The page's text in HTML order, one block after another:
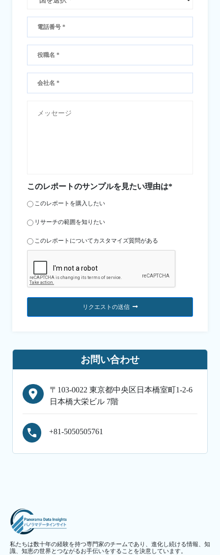
このレポートのサンプルを見たい理由は*
このレポートを購入したい
リサーチの範囲を知りたい
このレポートについてカスタマイズ質問がある
リクエストの送信
お問い合わせ
〒103-0022 東京都中央区日本橋室町1-2-6
日本橋大栄ビル 7階
+81-5050505761
私たちは数十年の経験を持つ専門家のチームであり、進化し続ける情報、知
識、知恵の世界とつながるお手伝いをすることを決意しています。